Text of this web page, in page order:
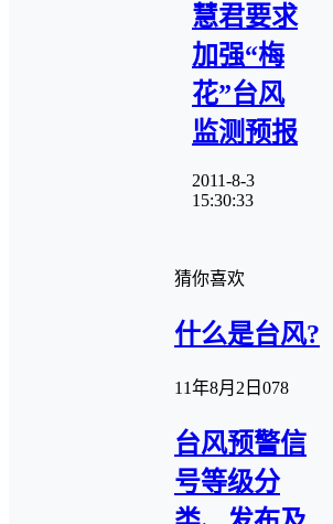
慧君要求
加强“梅
花”台风
监测预报
2011-8-3
15:30:33
猜你喜欢
什么是台风?
11年8月2日 078
台风预警信
号等级分